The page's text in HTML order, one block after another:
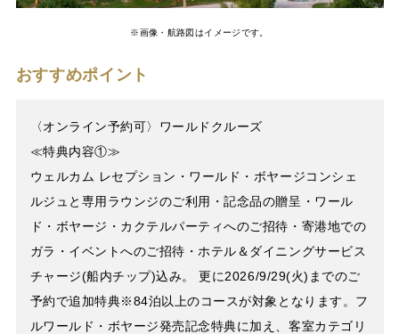
※画像・航路図はイメージです。
おすすめポイント
〈オンライン予約可〉ワールドクルーズ
≪特典内容①≫
ウェルカム レセプション・ワールド・ボヤージコンシェ
ルジュと専用ラウンジのご利用・記念品の贈呈・ワール
ド・ボヤージ・カクテルパーティへのご招待・寄港地での
ガラ・イベントへのご招待・ホテル＆ダイニングサービス
チャージ(船内チップ)込み。 更に2026/9/29(火)までのご
予約で追加特典※84泊以上のコースが対象となります。フ
ルワールド・ボヤージ発売記念特典に加え、客室カテゴリ